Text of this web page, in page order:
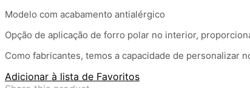
Modelo com acabamento antialérgico
Opção de aplicação de forro polar no interior,
Como fabricantes, temos a capacidade de personalizar
Adicionar à lista de Favoritos